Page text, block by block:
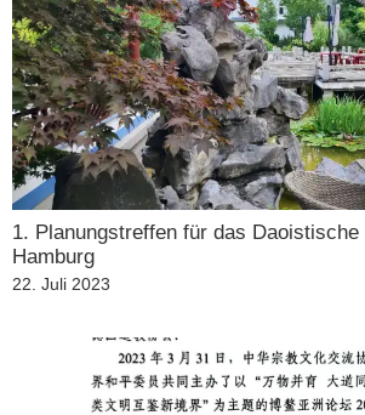
1. Planungstreffen für das
Hamburg
Veröffentlicht
22. Juli 2023